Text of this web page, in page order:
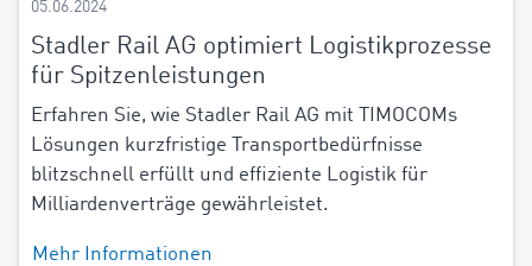
05.06.2024
Stadler Rail AG optimiert Logistikprozesse
für Spitzenleistungen
Erfahren Sie, wie Stadler Rail AG mit TIMOCOMs
Lösungen kurzfristige Transportbedürfnisse
blitzschnell erfüllt und effiziente Logistik für
Milliardenverträge gewährleistet.
Mehr Informationen